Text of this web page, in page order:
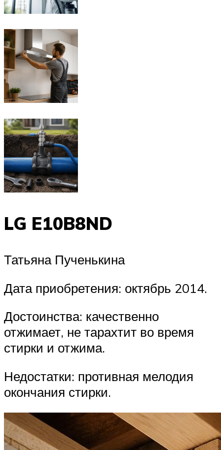
LG E10B8ND
Татьяна Пученькина
Дата приобретения: октябрь 2014.
Достоинства: качественно
отжимает, не тарахтит во время
стирки и отжима.
Недостатки: противная мелодия
окончания стирки.